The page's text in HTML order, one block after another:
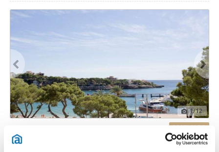
1/12
180m
DESTACADO